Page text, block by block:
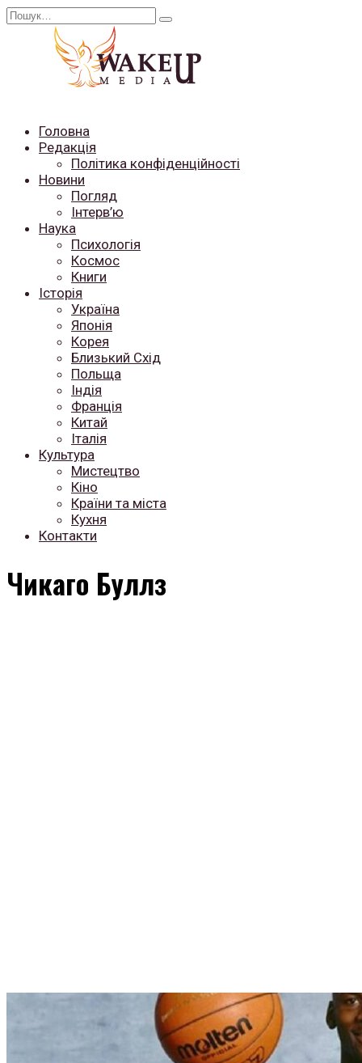
Перейти
Search
Головна
Редакція
Політика конфіденційності
Новини
Погляд
Інтерв’ю
Наука
Психологія
Космос
Книги
Історія
Україна
Японія
Корея
Близький Схід
Польща
Індія
Франція
Китай
Італія
Культура
Мистецтво
Кіно
Країни та міста
Кухня
Контакти
Чикаго Буллз